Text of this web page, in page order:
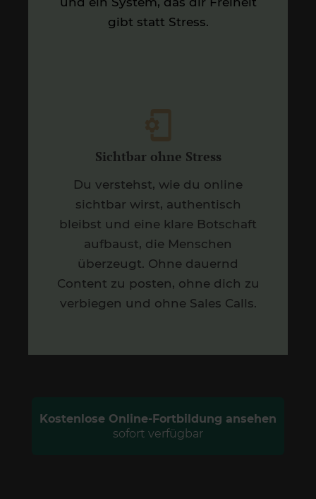
gibt statt Stress.
Sichtbar ohne Stress
Du verstehst, wie du online
sichtbar wirst, authentisch
bleibst und eine klare Botschaft
aufbaust, die Menschen
überzeugt. Ohne dauernd
Content zu posten, ohne dich zu
verbiegen und ohne Sales Calls.
Kostenlose Online-Fortbildung ansehen
sofort verfügbar